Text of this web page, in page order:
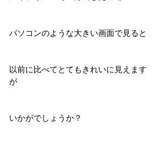
パソコンのような大きい画面で見ると
以前に比べてとてもきれいに見えます
が
いかがでしょうか？